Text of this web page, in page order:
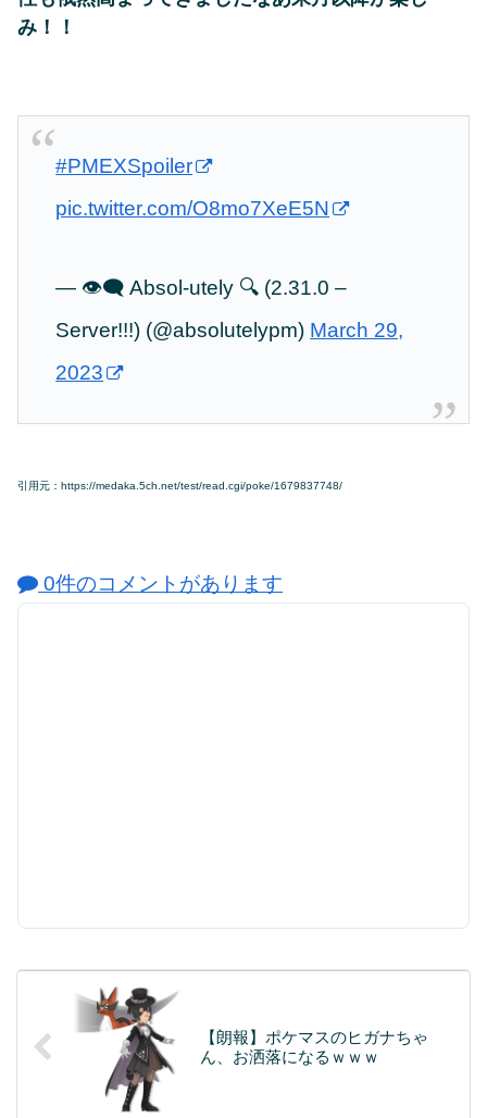
み！！
#PMEXSpoiler
pic.twitter.com/O8mo7XeE5N
— 👁️‍🗨️ Absol-utely 🔍 (2.31.0 –
Server!!!) (@absolutelypm) March 29,
2023
引用元：https://medaka.5ch.net/test/read.cgi/poke/1679837748/
0件のコメントがあります
【朗報】ポケマスのヒガナちゃ
ん、お洒落になるｗｗｗ